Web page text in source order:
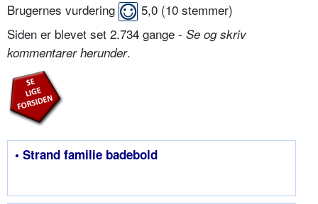
Brugernes vurdering 5,0 (10 stemmer)
Siden er blevet set 2.734 gange - Se og skriv
kommentarer herunder.
• Strand familie badebold